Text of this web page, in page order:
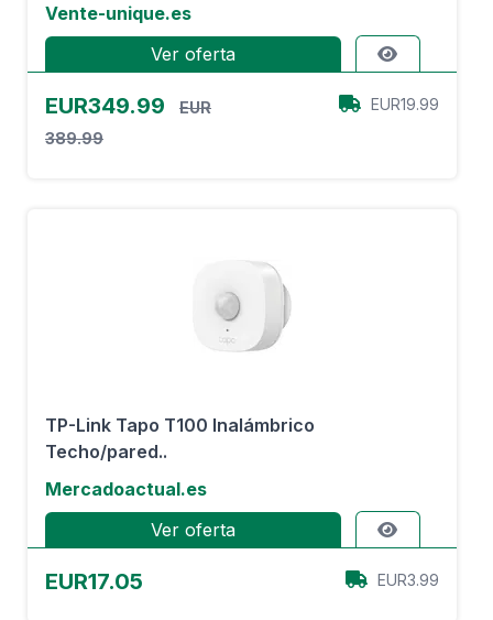
Vente-unique.es
Ver oferta
EUR349.99
EUR
389.99
EUR19.99
TP-Link Tapo T100 Inalámbrico
Techo/pared..
Mercadoactual.es
Ver oferta
EUR17.05 EUR3.99